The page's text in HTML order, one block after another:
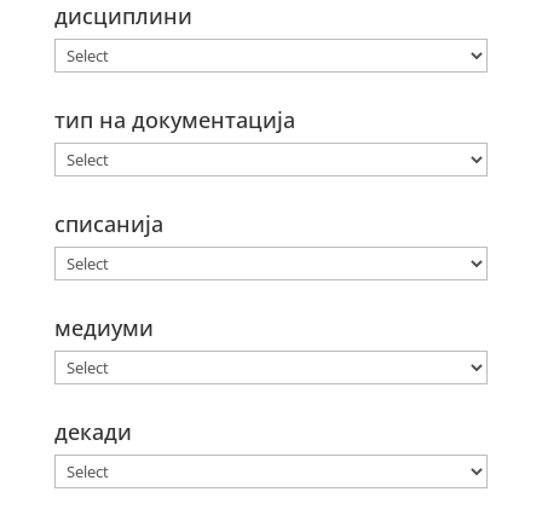
дисциплини
тип на документација
списанија
медиуми
декади